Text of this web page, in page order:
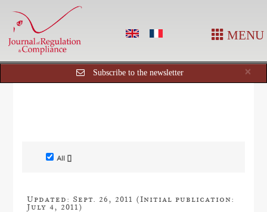
MENU
×
Subscribe to the newsletter
All []
Updated: Sept. 26, 2011 (Initial publication:
July 4, 2011)